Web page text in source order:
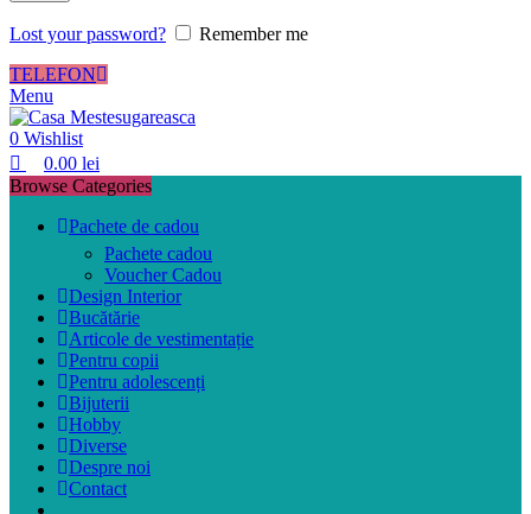
Lost your password?
Remember me
TELEFON
Menu
0 Wishlist
0.00 lei
Browse Categories
Pachete de cadou
Pachete cadou
Voucher Cadou
Design Interior
Bucătărie
Articole de vestimentație
Pentru copii
Pentru adolescenți
Bijuterii
Hobby
Diverse
Despre noi
Contact